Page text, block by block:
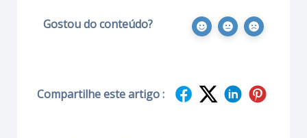
Gostou do conteúdo?
Compartilhe este artigo :